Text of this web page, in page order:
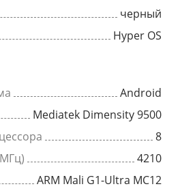
черный
Hyper OS
Android
Mediatek Dimensity 9500
8
4210
ARM Mali G1-Ultra MC12